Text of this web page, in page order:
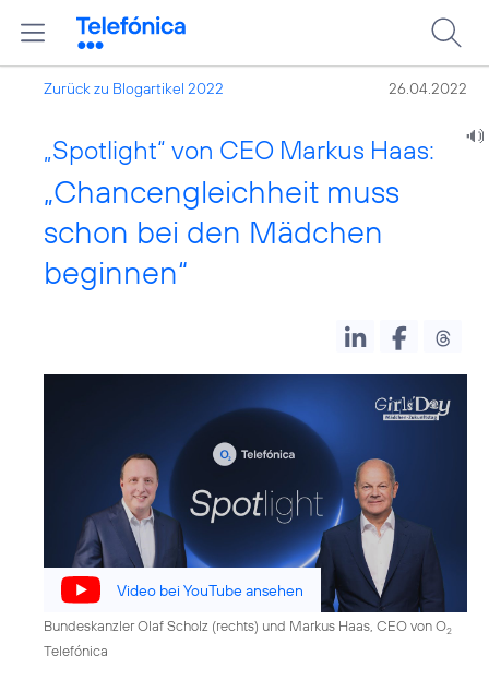
Zurück zu Blogartikel 2022 26.04.2022
„Spotlight“ von CEO Markus Haas:
„Chancengleichheit muss
schon bei den Mädchen
beginnen“
Video bei YouTube ansehen
Bundeskanzler Olaf Scholz (rechts) und Markus Haas, CEO von O2
Telefónica